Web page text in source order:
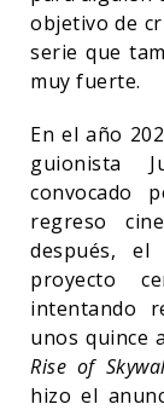
objetivo de
serie que
muy fuerte.
En el año
guionista
convocado
regreso
después, el
proyecto
intentando
unos quince
Rise of
hizo el